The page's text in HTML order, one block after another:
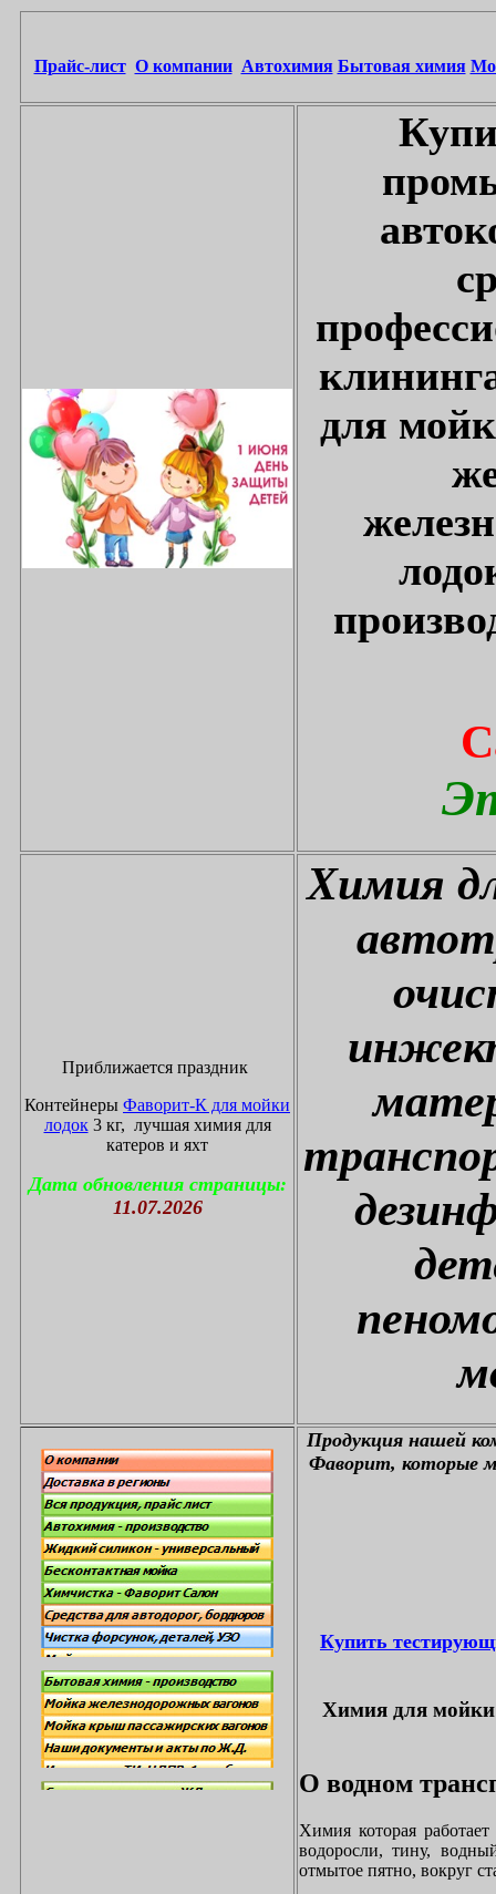
Прайс-лист О компании Автохимия Бытовая химия
для
Приближается праздник
Контейнеры Фаворит-К для мойки
лодок3 кг, лучшая химия для
катеров и яхт
Дата обновления страницы:
11.07.2026
Химия
Продукция нашей
Фаворит, которые
Купить
Химия для мойки
О водном
Химия которая
водоросли, тину,
отмытое пятно, вокруг